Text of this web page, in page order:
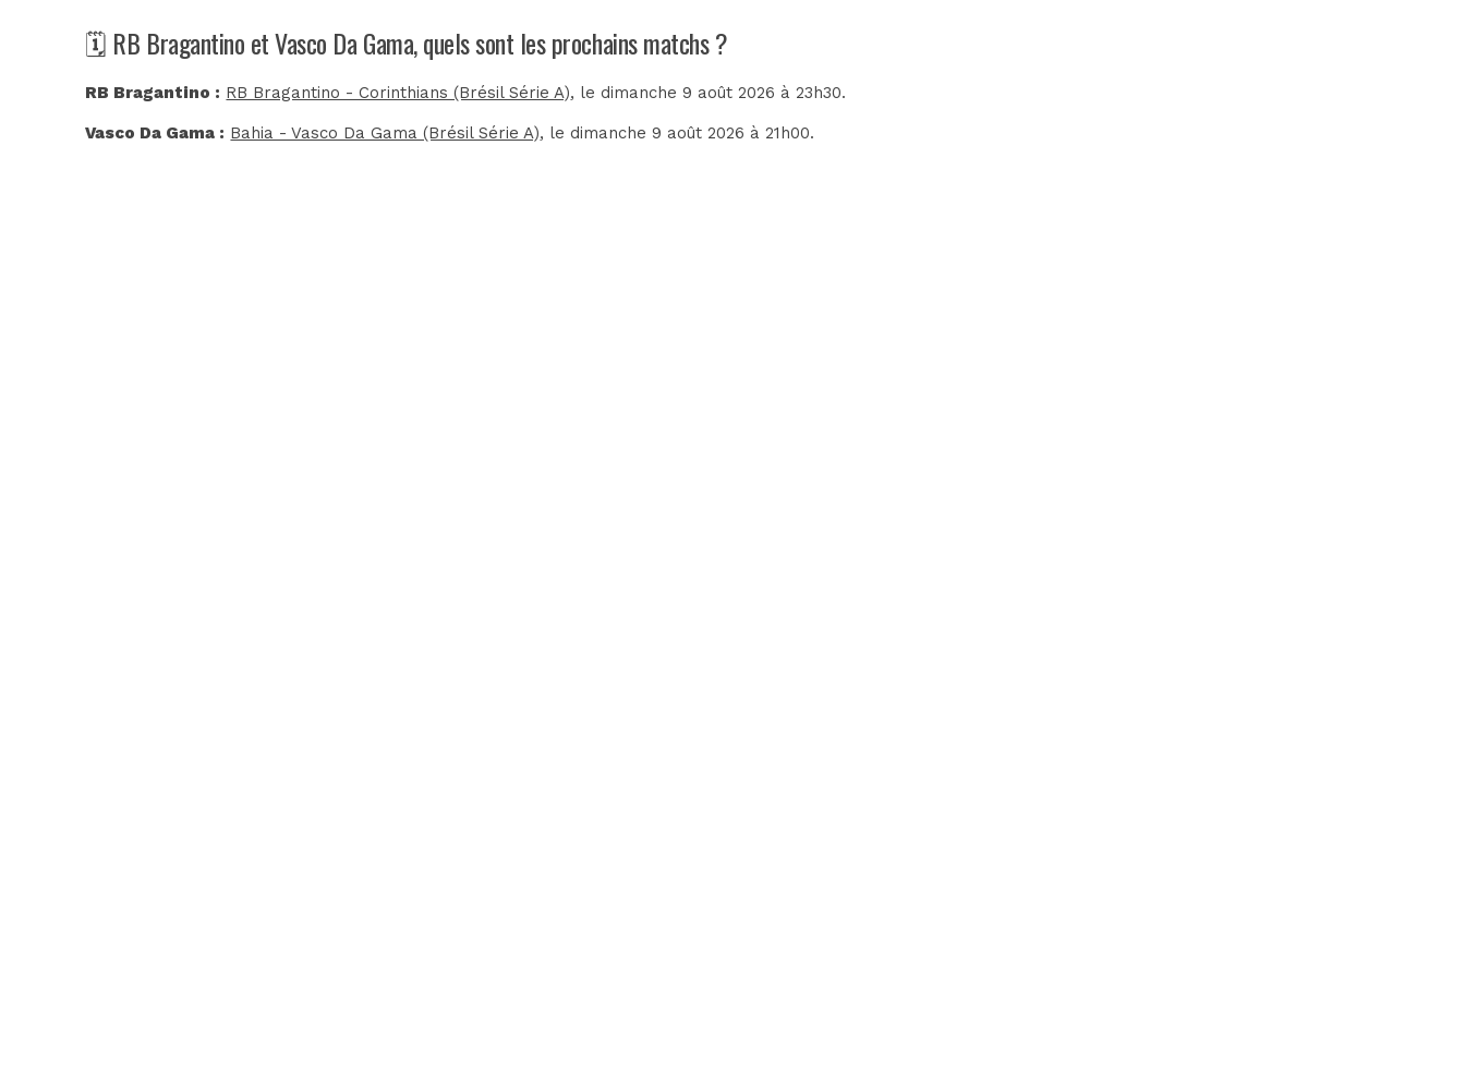
🗓️ RB Bragantino et Vasco Da Gama, quels sont les prochains matchs ?
RB Bragantino : RB Bragantino - Corinthians (Brésil Série A), le dimanche 9 août 2026 à 23h30.
Vasco Da Gama : Bahia - Vasco Da Gama (Brésil Série A), le dimanche 9 août 2026 à 21h00.